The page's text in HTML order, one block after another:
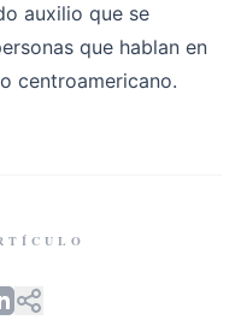
auxilio que se
que hablan en
centroamericano.